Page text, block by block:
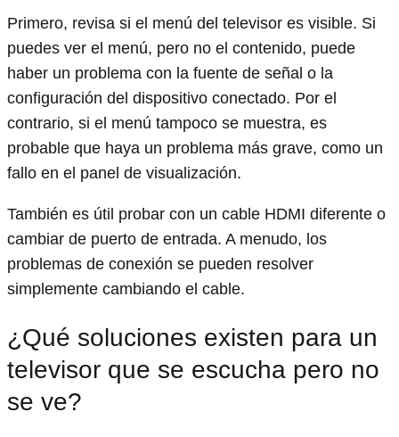
Primero, revisa si el menú del televisor es visible. Si
puedes ver el menú, pero no el contenido, puede
haber un problema con la fuente de señal o la
configuración del dispositivo conectado. Por el
contrario, si el menú tampoco se muestra, es
probable que haya un problema más grave, como un
fallo en el panel de visualización.
También es útil probar con un cable HDMI diferente o
cambiar de puerto de entrada. A menudo, los
problemas de conexión se pueden resolver
simplemente cambiando el cable.
¿Qué soluciones existen para un
televisor que se escucha pero no
se ve?